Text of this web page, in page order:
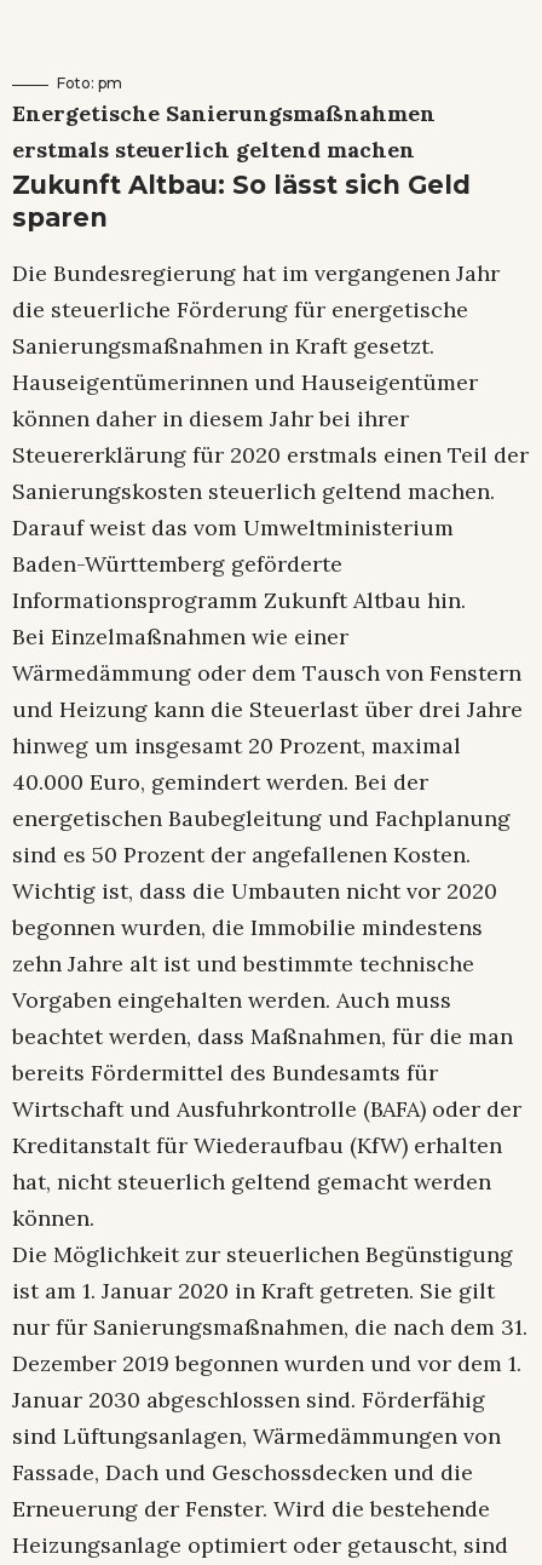
Foto: pm
Energetische Sanierungsmaßnahmen
erstmals steuerlich geltend machen
Zukunft Altbau: So lässt sich Geld
sparen
Die Bundesregierung hat im vergangenen Jahr
die steuerliche Förderung für energetische
Sanierungsmaßnahmen in Kraft gesetzt.
Hauseigentümerinnen und Hauseigentümer
können daher in diesem Jahr bei ihrer
Steuererklärung für 2020 erstmals einen Teil der
Sanierungskosten steuerlich geltend machen.
Darauf weist das vom Umweltministerium
Baden-Württemberg geförderte
Informationsprogramm Zukunft Altbau hin.
Bei Einzelmaßnahmen wie einer
Wärmedämmung oder dem Tausch von Fenstern
und Heizung kann die Steuerlast über drei Jahre
hinweg um insgesamt 20 Prozent, maximal
40.000 Euro, gemindert werden. Bei der
energetischen Baubegleitung und Fachplanung
sind es 50 Prozent der angefallenen Kosten.
Wichtig ist, dass die Umbauten nicht vor 2020
begonnen wurden, die Immobilie mindestens
zehn Jahre alt ist und bestimmte technische
Vorgaben eingehalten werden. Auch muss
beachtet werden, dass Maßnahmen, für die man
bereits Fördermittel des Bundesamts für
Wirtschaft und Ausfuhrkontrolle (BAFA) oder der
Kreditanstalt für Wiederaufbau (KfW) erhalten
hat, nicht steuerlich geltend gemacht werden
können.
Die Möglichkeit zur steuerlichen Begünstigung
ist am 1. Januar 2020 in Kraft getreten. Sie gilt
nur für Sanierungsmaßnahmen, die nach dem 31.
Dezember 2019 begonnen wurden und vor dem 1.
Januar 2030 abgeschlossen sind. Förderfähig
sind Lüftungsanlagen, Wärmedämmungen von
Fassade, Dach und Geschossdecken und die
Erneuerung der Fenster. Wird die bestehende
Heizungsanlage optimiert oder getauscht, sind